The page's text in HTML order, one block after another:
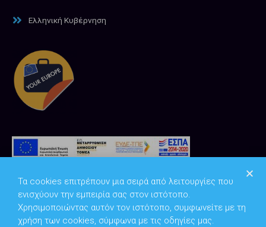
Ελληνική Κυβέρνηση
Τα cookies επιτρέπουν μια σειρά από λειτουργίες που
ενισχύουν την εμπειρία σας στον ιστότοπο.
Χρησιμοποιώντας αυτόν τον ιστότοπο, συμφωνείτε με τη
χρήση των cookies, σύμφωνα με τις οδηγίες μας.